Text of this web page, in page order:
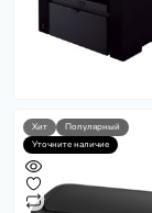
Хит
Популярный
Уточните наличие